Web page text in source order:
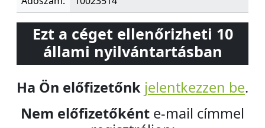
Ezt a céget ellenőrizheti 10
állami nyilvántartásban
Ha Ön előfizetőnk jelentkezzen be.
Nem előfizetőként e-mail címmel